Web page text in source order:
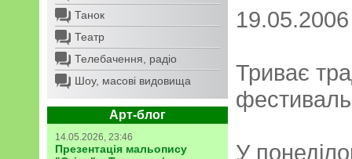
Танок
Театр
Телебачення, радіо
Шоу, масові видовища
Арт-блог
14.05.2026, 23:46
Презентація мальопису
19.05.2006
Триває
фестиваль
У